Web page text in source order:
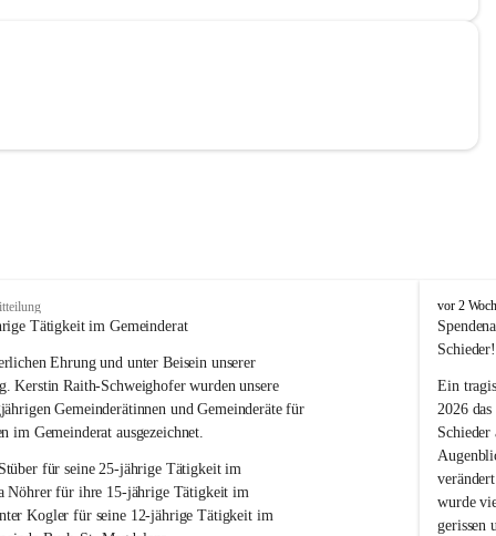
Tätigkeit im Gemeinderat
Ehrung und unter Beisein unserer
Kerstin Raith-Schweighofer wurden unsere
Gemeinderätinnen und Gemeinderäte für
im Gemeinderat ausgezeichnet.
für seine 25-jährige Tätigkeit im
Nöhrer für ihre 15-jährige Tätigkeit im
Kogler für seine 12-jährige Tätigkeit im
B
u
c
-
S
t
.
M
a
g
d
vor 2
Schieder!
Ein
2026
wurde
gerissen